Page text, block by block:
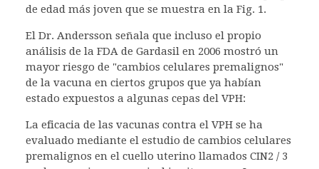
de edad más joven que se muestra en la Fig. 1.
El Dr. Andersson señala que incluso el propio
análisis de la FDA de Gardasil en 2006 mostró un
mayor riesgo de "cambios celulares premalignos"
de la vacuna en ciertos grupos que ya habían
estado expuestos a algunas cepas del VPH:
La eficacia de las vacunas contra el VPH se ha
evaluado mediante el estudio de cambios celulares
premalignos en el cuello uterino llamados CIN2 / 3